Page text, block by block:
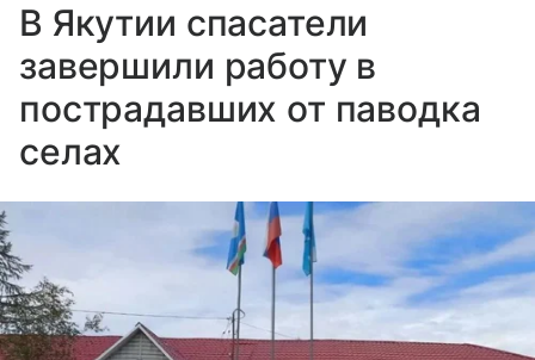
В Якутии спасатели
завершили работу в
пострадавших от паводка
селах